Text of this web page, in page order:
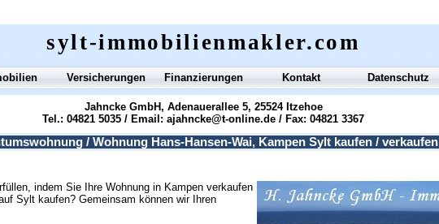
/ Wohnung Hans-Hansen-Wai, Kampen Sylt kaufen / verkaufen
Jahncke GmbH, Adenauerallee 5, 25524 Itzehoe
Tel.: 04821 5035 / Email: ajahncke@t-online.de / Fax: 04821 3367
sylt-immobilienmakler.com
indem Sie Ihre Wohnung in Kampen verkaufen
Sylt kaufen? Gemeinsam können wir Ihren
Versicherungen Finanzierungen Kontakt Datenschutz